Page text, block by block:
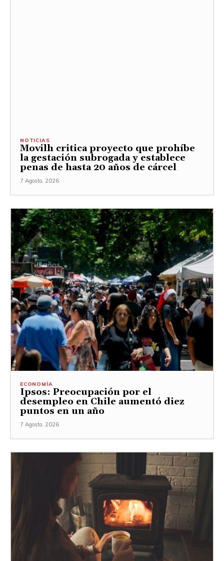
NOTICIAS
Movilh critica proyecto que prohíbe
la gestación subrogada y establece
penas de hasta 20 años de cárcel
7 Agosto, 2026
ECONOMÍA
Ipsos: Preocupación por el
desempleo en Chile aumentó diez
puntos en un año
7 Agosto, 2026